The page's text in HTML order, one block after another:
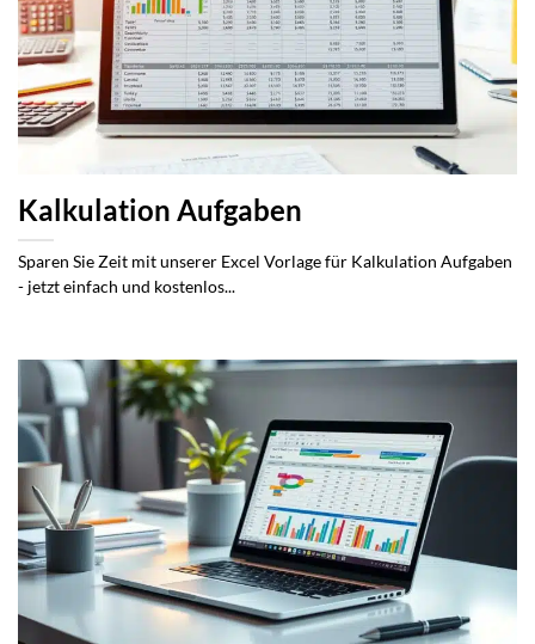
Kalkulation Aufgaben
Sparen Sie Zeit mit unserer Excel Vorlage für Kalkulation Aufgaben
- jetzt einfach und kostenlos...